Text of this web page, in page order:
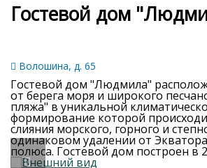
Гостевой дом
Волошина, д. 65
Гостевой дом "Людмила"
от берега моря и широкого
пляжа" в уникальной
формирование которой
слияния морского, горного и
одинаковом удалении от
полюса. Гостевой дом построен в